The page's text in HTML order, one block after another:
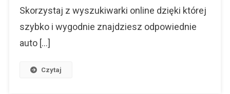
Skorzystaj z wyszukiwarki online dzięki której
szybko i wygodnie znajdziesz odpowiednie
auto […]
Czytaj